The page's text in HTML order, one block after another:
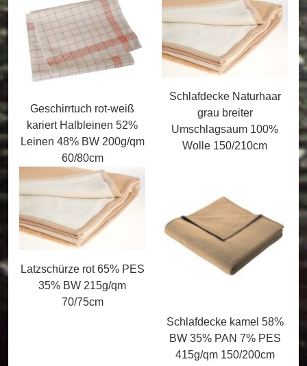
Geschirrtuch rot-weiß
kariert Halbleinen 52%
Leinen 48% BW 200g/qm
60/80cm
Schlafdecke Naturhaar
grau breiter
Umschlagsaum 100%
Wolle 150/210cm
Latzschürze rot 65% PES
35% BW 215g/qm
70/75cm
Schlafdecke kamel 58%
BW 35% PAN 7% PES
415g/qm 150/200cm